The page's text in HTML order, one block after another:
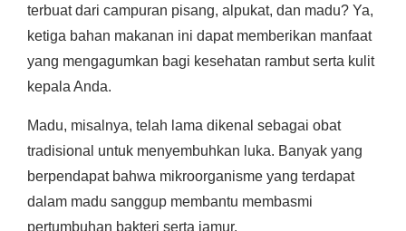
terbuat dari campuran pisang, alpukat, dan madu? Ya,
ketiga bahan makanan ini dapat memberikan manfaat
yang mengagumkan bagi kesehatan rambut serta kulit
kepala Anda.
Madu, misalnya, telah lama dikenal sebagai obat
tradisional untuk menyembuhkan luka. Banyak yang
berpendapat bahwa mikroorganisme yang terdapat
dalam madu sanggup membantu membasmi
pertumbuhan bakteri serta jamur.